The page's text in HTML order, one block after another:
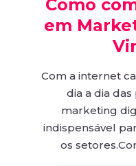
Como
em
Com a internet
dia a dia
marketing
indispensável
os